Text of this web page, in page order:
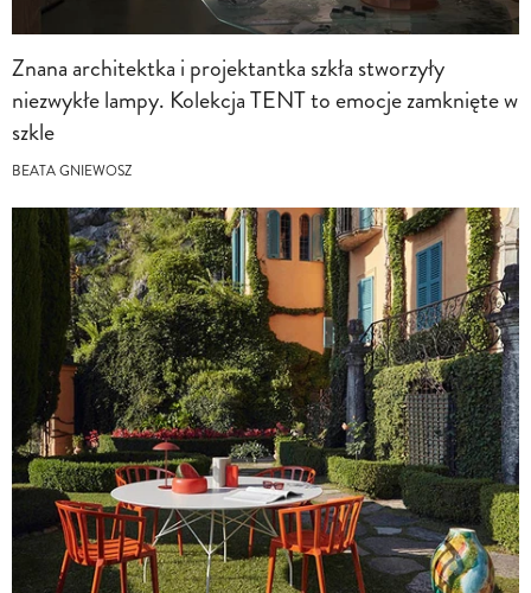
Znana architektka i projektantka szkła stworzyły
niezwykłe lampy. Kolekcja TENT to emocje zamknięte w
szkle
BEATA GNIEWOSZ